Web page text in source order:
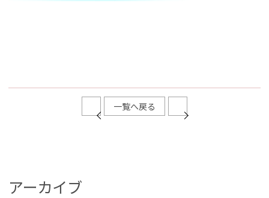
一覧へ戻る
アーカイブ